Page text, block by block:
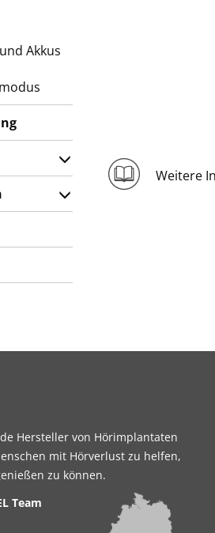
Weitere
Akkus
Hersteller von Hörimplantaten
mit Hörverlust zu helfen,
zu können.
Team